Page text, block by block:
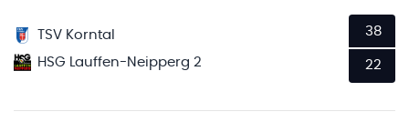
TSV Korntal
HSG Lauffen-Neipperg 2
38
22